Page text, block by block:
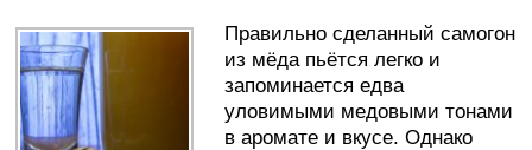
Правильно сделанный самогон
из мёда пьётся легко и
запоминается едва
уловимыми медовыми тонами
в аромате и вкусе. Однако